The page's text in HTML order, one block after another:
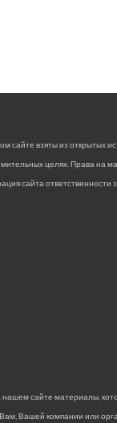
сайте взяты из открытых
целях. Права на
сайта
сайте материалы,
Вашей компании или